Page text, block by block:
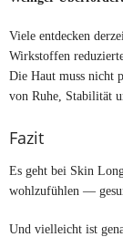
Viele entdecken
Wirkstoffen
Die Haut muss nicht
von Ruhe, Stabilität
Fazit
Es geht bei Skin
wohlzufühlen —
Und vielleicht ist